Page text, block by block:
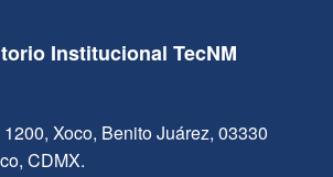
Institucional TecNM
Xoco, Benito Juárez, 03330
CDMX.